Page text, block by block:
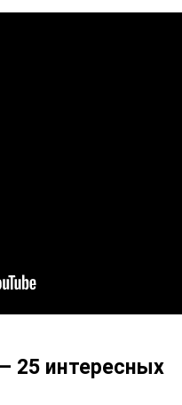
25 интересных